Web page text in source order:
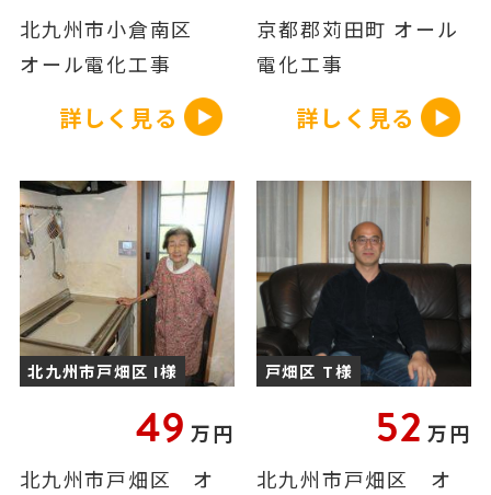
北九州市小倉南区
オール電化工事
詳しく見る
京都郡苅田町 オール
電化工事
詳しく見る
北九州市戸畑区 I様
49 万円
北九州市戸畑区 オ
戸畑区 T様
52 万円
北九州市戸畑区 オ